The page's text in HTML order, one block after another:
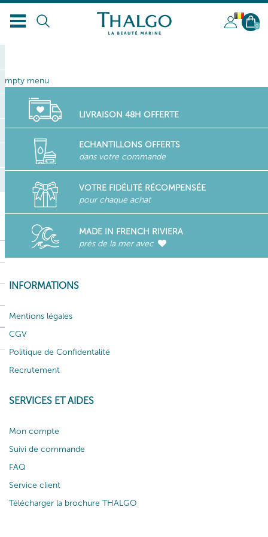
BL
0
empty menu
LIVRAISON 48H OFFERTE
ECHANTILLONS OFFERTS
dans votre commande
VOTRE FIDÉLITÉ RÉCOMPENSÉE
pour chaque achat
MADE IN FRENCH RIVIERA
près de la mer avec
INFORMATIONS
Mentions légales
CGV
Politique de Confidentalité
Recrutement
SERVICES ET AIDES
Mon compte
Suivi de commande
FAQ
Service client
Télécharger la brochure THALGO